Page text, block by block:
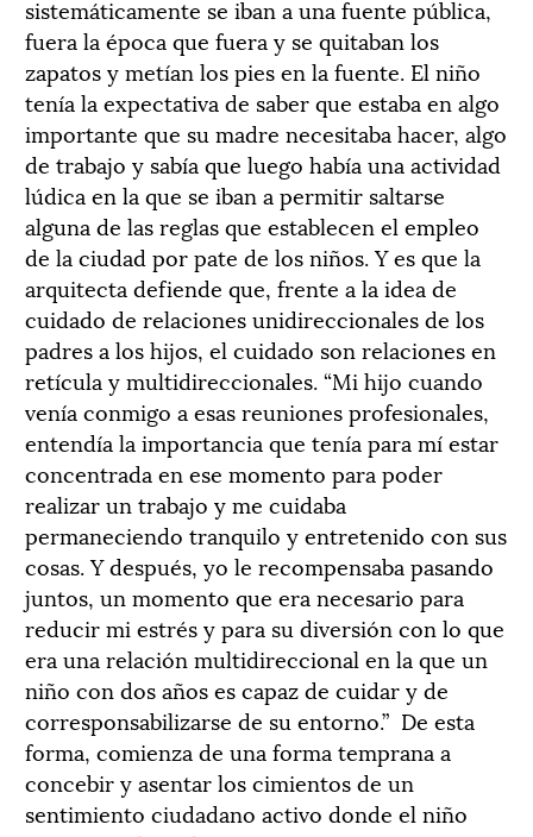
sistemáticamente se iban a una fuente pública,
fuera la época que fuera y se quitaban los
zapatos y metían los pies en la fuente. El niño
tenía la expectativa de saber que estaba en algo
importante que su madre necesitaba hacer, algo
de trabajo y sabía que luego había una actividad
lúdica en la que se iban a permitir saltarse
alguna de las reglas que establecen el empleo
de la ciudad por pate de los niños. Y es que la
arquitecta defiende que, frente a la idea de
cuidado de relaciones unidireccionales de los
padres a los hijos, el cuidado son relaciones en
retícula y multidireccionales. “Mi hijo cuando
venía conmigo a esas reuniones profesionales,
entendía la importancia que tenía para mí estar
concentrada en ese momento para poder
realizar un trabajo y me cuidaba
permaneciendo tranquilo y entretenido con sus
cosas. Y después, yo le recompensaba pasando
juntos, un momento que era necesario para
reducir mi estrés y para su diversión con lo que
era una relación multidireccional en la que un
niño con dos años es capaz de cuidar y de
corresponsabilizarse de su entorno.” De esta
forma, comienza de una forma temprana a
concebir y asentar los cimientos de un
sentimiento ciudadano activo donde el niño